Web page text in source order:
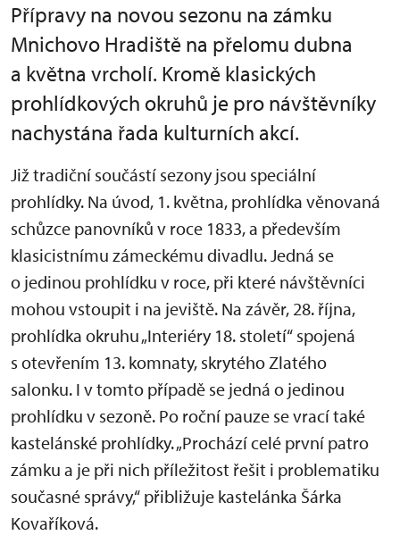
Přípravy na novou sezonu na zámku
Mnichovo Hradiště na přelomu dubna
a května vrcholí. Kromě klasických
prohlídkových okruhů je pro návštěvníky
nachystána řada kulturních akcí.
Již tradiční součástí sezony jsou speciální
prohlídky. Na úvod, 1. května, prohlídka věnovaná
schůzce panovníků v roce 1833, a především
klasicistnímu zámeckému divadlu. Jedná se
o jedinou prohlídku v roce, při které návštěvníci
mohou vstoupit i na jeviště. Na závěr, 28. října,
prohlídka okruhu „Interiéry 18. století“ spojená
s otevřením 13. komnaty, skrytého Zlatého
salonku. I v tomto případě se jedná o jedinou
prohlídku v sezoně. Po roční pauze se vrací také
kastelánské prohlídky. „Prochází celé první patro
zámku a je při nich příležitost řešit i problematiku
současné správy,“ přibližuje kastelánka Šárka
Kovaříková.